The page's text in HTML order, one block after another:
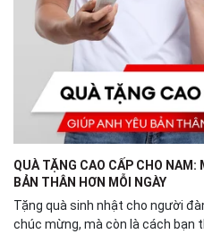
QUÀ TẶNG CAO CẤP CHO NAM:
BẢN THÂN HƠN MỖI NGÀY
Tặng quà sinh nhật cho người
chúc mừng, mà còn là cách bạn